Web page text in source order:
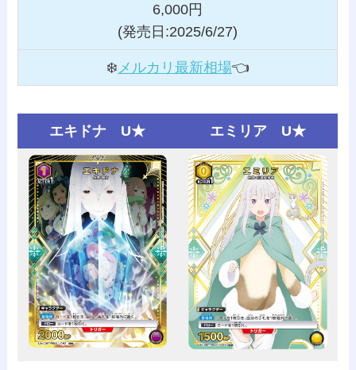
6,000円
(発売日:2025/6/27)
❄️ メルカリ最新相場👈️
エキドナ U★ エミリア U★